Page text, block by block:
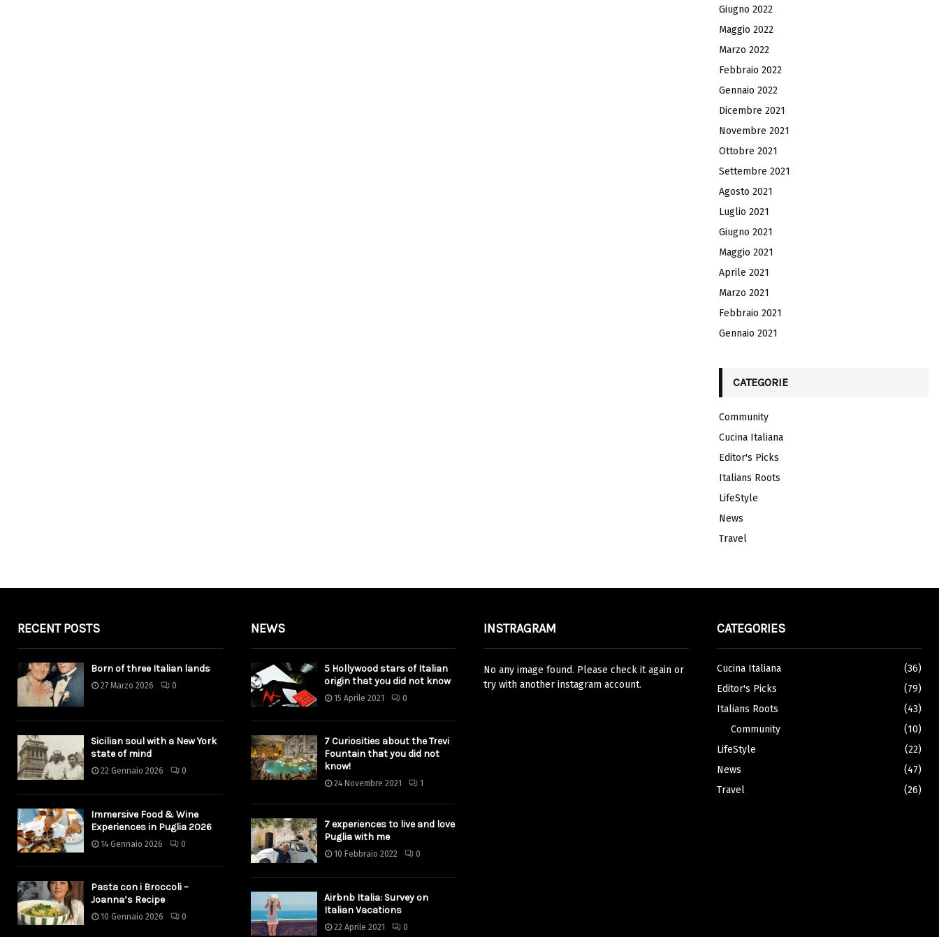
Giugno 2022
Maggio 2022
Marzo 2022
Febbraio 2022
Gennaio 2022
Dicembre 2021
Novembre 2021
Ottobre 2021
Settembre 2021
Agosto 2021
Luglio 2021
Giugno 2021
Maggio 2021
Aprile 2021
Marzo 2021
Febbraio 2021
Gennaio 2021
CATEGORIE
Community
Cucina Italiana
Editor's Picks
Italians Roots
LifeStyle
News
Travel
RECENT POSTS
Born of three Italian lands
27 Marzo 2026 0
Sicilian soul with a New York
state of mind
22 Gennaio 2026 0
Immersive Food & Wine
Experiences in Puglia 2026
14 Gennaio 2026 0
Pasta con i Broccoli –
Joanna’s Recipe
10 Gennaio 2026 0
NEWS
5 Hollywood stars of Italian
origin that you did not know
15 Aprile 2021 0
7 Curiosities about the Trevi
Fountain that you did not
know!
24 Novembre 2021 1
7 experiences to live and love
Puglia with me
10 Febbraio 2022 0
Airbnb Italia: Survey on
Italian Vacations
22 Aprile 2021 0
INSTRAGRAM
No any image found. Please check it again or
try with another instagram account.
CATEGORIES
Cucina Italiana
(36)
Editor's Picks
(79)
Italians Roots
(43)
Community
(10)
LifeStyle
(22)
News
(47)
Travel
(26)